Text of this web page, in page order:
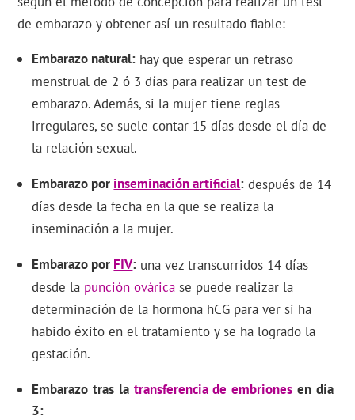
de embarazo y obtener así un resultado fiable:
Embarazo natural hay que esperar un retraso
menstrual de 2 ó 3 días para realizar un test de
embarazo. Además, si la mujer tiene reglas
irregulares, se suele contar 15 días desde el día de
la relación sexual.
Embarazo por inseminación artificial después de 14
días desde la fecha en la que se realiza la
inseminación a la mujer.
Embarazo por FIV una vez transcurridos 14 días
desde la punción ovárica se puede realizar la
determinación de la hormona hCG para ver si ha
habido éxito en el tratamiento y se ha logrado la
gestación.
Embarazo tras la transferencia de embriones en día
3